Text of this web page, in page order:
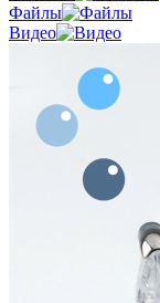
Файлы
Видео